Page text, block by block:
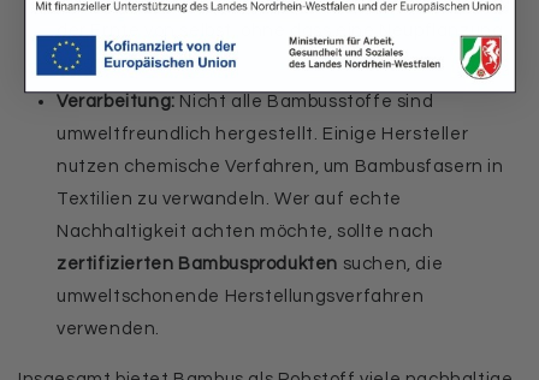
der Ernte von selbst, ohne dass eine Neupflanzung
erforderlich ist.
Verarbeitung: Nicht alle Bambusstoffe sind
umweltfreundlich hergestellt. Einige Hersteller
nutzen chemische Verfahren, um Bambusfasern in
Textilien zu verwandeln. Wer auf echte
Nachhaltigkeit achten möchte, sollte nach
zertifizierten Bambusprodukten suchen, die
umweltschonende Herstellungsverfahren
verwenden.